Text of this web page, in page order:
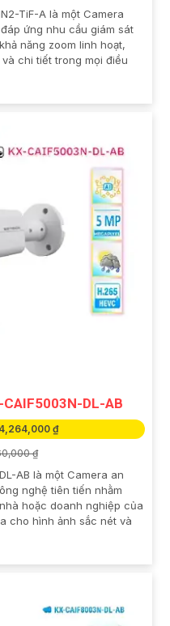
TiF-A là một Camera
ứng nhu cầu giám sát
năng zoom linh hoạt,
chi tiết trong mọi điều
CAIF5003N-DL-AB
₫
₫
AB là một Camera an
nghệ tiên tiến nhằm
hoặc doanh nghiệp của
cho hình ảnh sắc nét và